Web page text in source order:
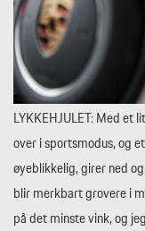
LYKKEHJULET: Med et
over i sportsmodus, og
øyeblikkelig, girer ned
blir merkbart grovere i
på det minste vink, og